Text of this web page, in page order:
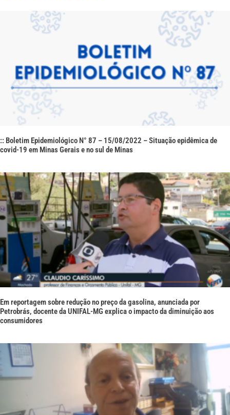
:: Boletim Epidemiológico N° 87 – 15/08/2022 – Situação epidêmica de
covid-19 em Minas Gerais e no sul de Minas
Em reportagem sobre redução no preço da gasolina, anunciada por
Petrobrás, docente da UNIFAL-MG explica o impacto da diminuição aos
consumidores